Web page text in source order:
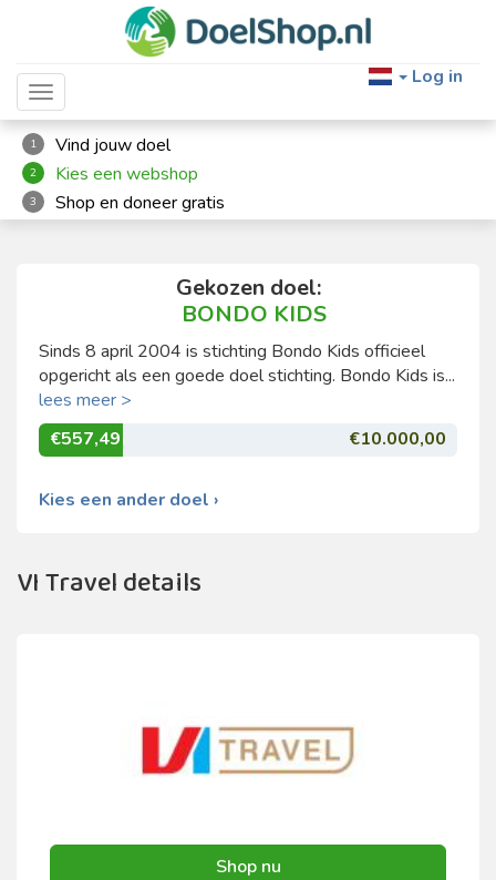
Toggle navigation
Log in
1 Vind jouw doel
2 Kies een webshop
3 Shop en doneer gratis
Gekozen doel:
BONDO KIDS
Sinds 8 april 2004 is stichting Bondo Kids officieel
opgericht als een goede doel stichting. Bondo Kids is...
lees meer >
€557,49
€10.000,00
Kies een ander doel ›
VI Travel details
Shop nu